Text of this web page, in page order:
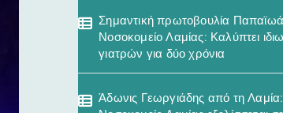
Σημαντική πρωτοβουλία
Νοσοκομείο Λαμίας: Καλύπτει
γιατρών για δύο χρόνια
Άδωνις Γεωργιάδης από τη